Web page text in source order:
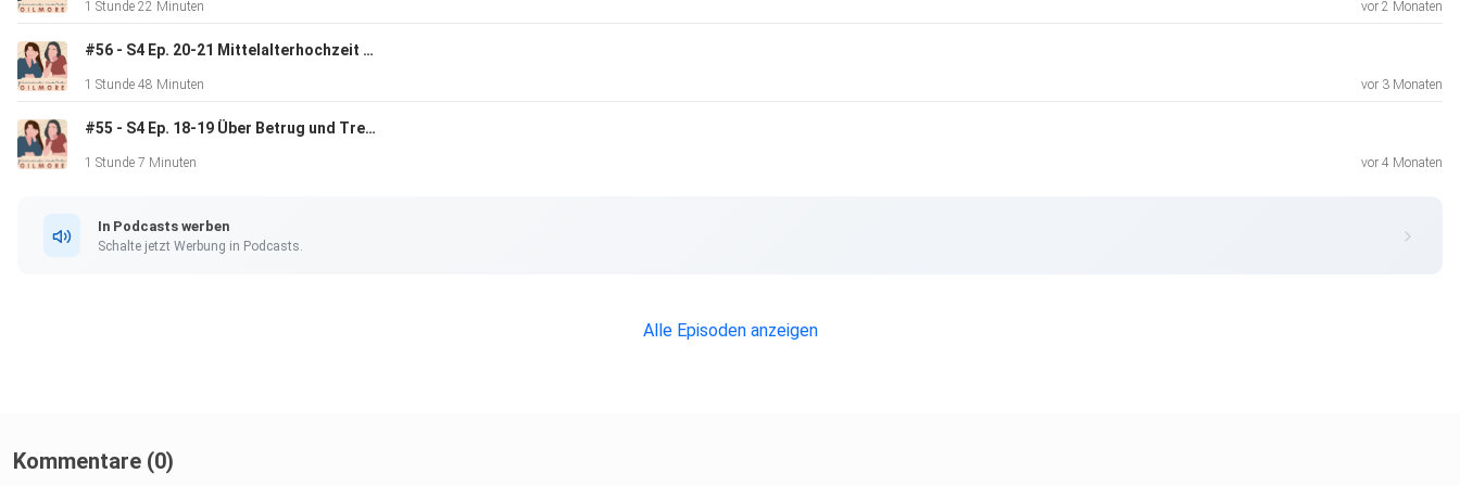
1 Stunde 22 Minuten vor 2 Monaten
#56 - S4 Ep. 20-21 Mittelalterhochzeit und Selbsthilfebücher
1 Stunde 48 Minuten vor 3 Monaten
#55 - S4 Ep. 18-19 Über Betrug und Trennungen
1 Stunde 7 Minuten vor 4 Monaten
In Podcasts werben
Schalte jetzt Werbung in Podcasts.
Alle Episoden anzeigen
Kommentare (0)